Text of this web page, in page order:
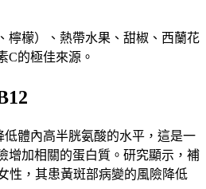
檸檬）、熱帶水果、甜椒、西蘭花
C的極佳來源。
體內高半胱氨酸的水平，這是一
增加相關的蛋白質。研究顯示，補
性，其患黃斑部病變的風險降低